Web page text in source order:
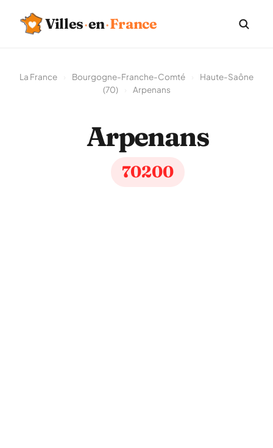
Villes·en·France
La France Bourgogne-Franche-Comté
Haute-Saône
(70)
Arpenans
Arpenans
70200